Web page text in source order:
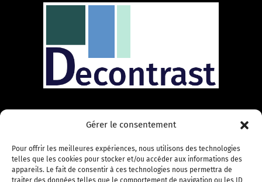
Gérer le consentement
Pour offrir les meilleures expériences, nous utilisons des technologies
telles que les cookies pour stocker et/ou accéder aux informations des
appareils. Le fait de consentir à ces technologies nous permettra de
traiter des données telles que le comportement de navigation ou les ID
le spécialiste des parois de douche, pare-baignoires et
produits pour transformer votre salle de bain en un
véritable espace de détente et de bien-être.